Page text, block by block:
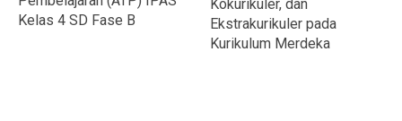
Kelas 4 SD Fase B
Kokurikuler, dan
Ekstrakurikuler pada
Kurikulum Merdeka